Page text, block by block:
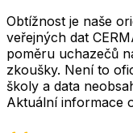
Obtížnost je naše
veřejných dat
poměru uchazečů
zkoušky. Není to
školy a data
Aktuální informace